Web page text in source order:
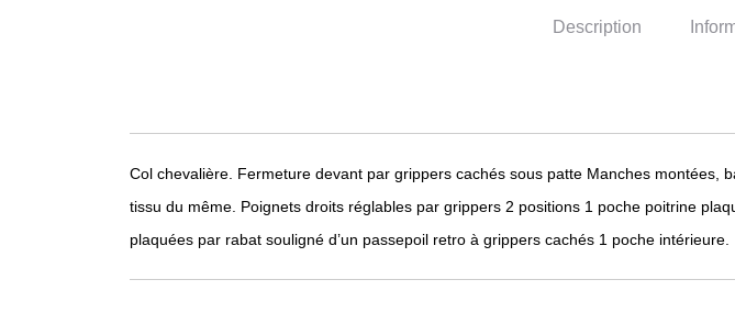
Description
Col chevalière. Fermeture devant par grippers cachés sous patte Manches
tissu du même. Poignets droits réglables par grippers 2 positions 1 poche poitrine
plaquées par rabat souligné d’un passepoil retro à grippers cachés 1 poche intérieure.